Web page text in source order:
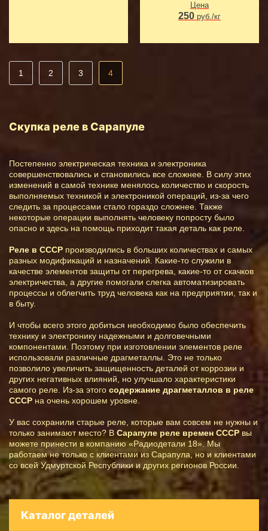
Цена
250 руб./кг
1 2 3 4
Скупка реле в Сарапуле
Постепенно электрическая техника и электроника
совершенствовались и становились все сложнее. В силу этих
изменений в самой технике менялось количество и скорость
выполняемых техникой и электроникой операций, из-за чего
следить за процессами стало гораздо сложнее. Также
некоторые операции выполнять человеку попросту было
опасно и здесь на помощь приходит такая деталь как реле.
Реле в СССР производились в больших количествах и самых
разных модификаций и назначений. Какие-то служили в
качестве элементов защиты от перегрева, какие-то от скачков
электричества, а другие помогали слегка автоматизировать
процессы и облегчить труд человека как на предприятии, так и
в быту.
И чтобы всего этого добиться необходимо было обеспечить
технику и электронику надежными и долговечными
компонентами. Поэтому при изготовлении элементов реле
использовали различные драгметаллы. Это не только
позволило увеличить защищенность деталей от коррозии и
других негативных влияний, но улучшало характеристики
самого реле. Из-за этого содержание драгметаллов в реле
СССР на очень хорошем уровне.
У вас сохранили старые реле, которые вам совсем не нужны и
только занимают место? В Сарапуле реле времен СССР вы
можете принести в компанию «Радиодетали 18». Мы
работаем не только с клиентами из Сарапула, но и клиентами
со всей Удмуртской Республики и других регионов России.
Каталог деталей